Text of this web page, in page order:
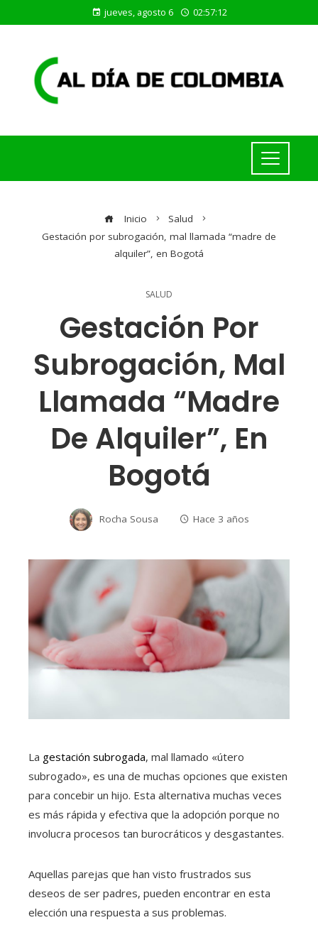
jueves, agosto 6 02:57:12
Inicio
Salud
Gestación por subrogación, mal llamada “madre de
alquiler”, en Bogotá
SALUD
Gestación Por
Subrogación, Mal
Llamada “madre
De Alquiler”, En
Bogotá
Rocha Sousa Hace 3 años
La gestación subrogada, mal llamado «útero
subrogado», es una de muchas opciones que existen
para concebir un hijo. Esta alternativa muchas veces
es más rápida y efectiva que la adopción porque no
involucra procesos tan burocráticos y desgastantes.
Aquellas parejas que han visto frustrados sus
deseos de ser padres, pueden encontrar en esta
elección una respuesta a sus problemas.